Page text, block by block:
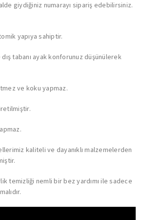
giydiğiniz numarayı sipariş edebilirsiniz.
yapıya sahiptir.
tabanı ayak konforunuz düşünülerek
ve koku yapmaz.
kaliteli ve dayanıklı malzemelerden
temizliği nemli bir bez yardımı ile sadece